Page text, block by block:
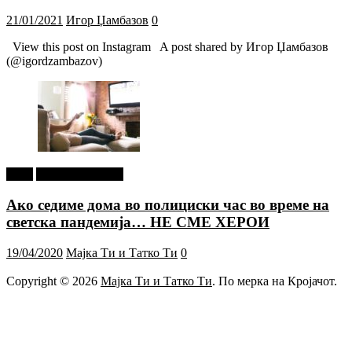
21/01/2021 Игор Џамбазов 0
View this post on Instagram A post shared by Игор Џамбазов
(@igordzambazov)
Ако седиме дома во полициски час во време на
светска пандемија… НЕ СМЕ ХЕРОИ
19/04/2020 Мајка Ти и Татко Ти 0
Copyright © 2026 Мајка Ти и Татко Ти. По мерка на Кројачот.